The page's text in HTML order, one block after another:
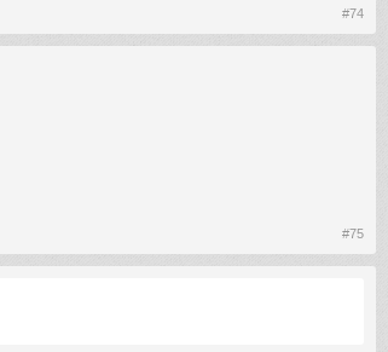
#74
#75